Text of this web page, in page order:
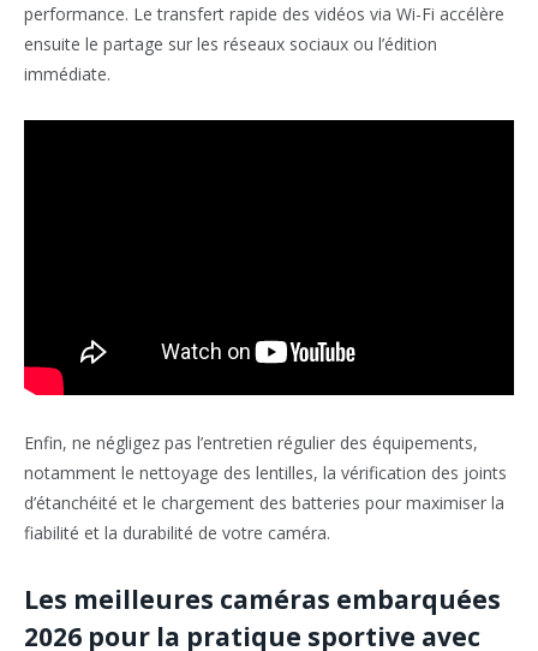
performance. Le transfert rapide des vidéos via Wi-Fi accélère
ensuite le partage sur les réseaux sociaux ou l’édition
immédiate.
Enfin, ne négligez pas l’entretien régulier des équipements,
notamment le nettoyage des lentilles, la vérification des joints
d’étanchéité et le chargement des batteries pour maximiser la
fiabilité et la durabilité de votre caméra.
Les meilleures caméras embarquées
2026 pour la pratique sportive avec